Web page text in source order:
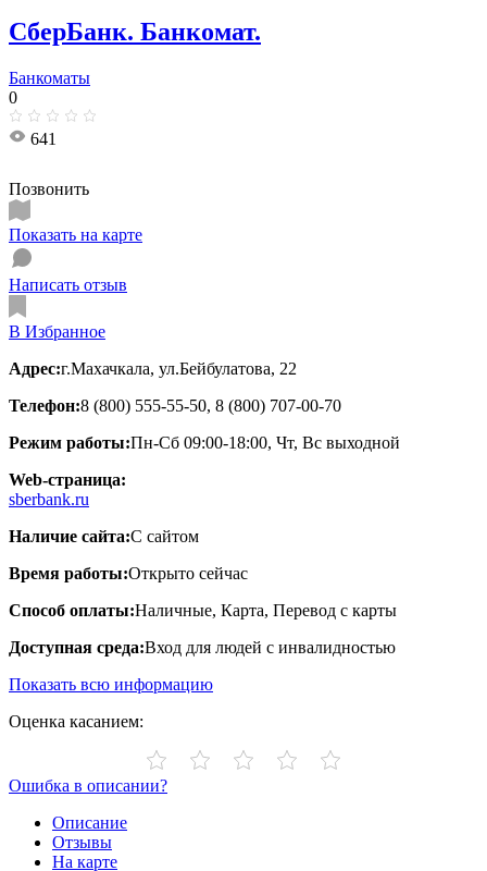
СберБанк. ​Банкомат.
Банкоматы
0
641
Позвонить
Показать на карте
Написать отзыв
В Избранное
Адрес:г.Махачкала, ул.Бейбулатова, 22
Телефон:8 (800) 555-55-50, 8 (800) 707-00-70
Режим работы:Пн-Сб 09:00-18:00, Чт, Вс выходной
Web-страница:
sberbank.ru
Наличие сайта:С сайтом
Время работы:Открыто сейчас
Способ оплаты:Наличные, Карта, Перевод с карты
Доступная среда:Вход для людей с инвалидностью
Показать всю информацию
Оценка касанием:
Ошибка в описании?
Описание
Отзывы
На карте